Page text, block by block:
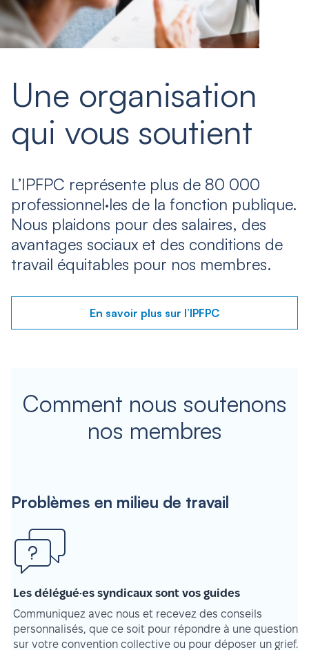
Une organisation
qui vous soutient
L’IPFPC représente plus de 80 000
professionnel·les de la fonction publique.
Nous plaidons pour des salaires, des
avantages sociaux et des conditions de
travail équitables pour nos membres.
En savoir plus sur l’IPFPC
Comment nous soutenons
nos membres
Problèmes en milieu de travail
Les délégué·es syndicaux sont vos guides
Communiquez avec nous et recevez des conseils
personnalisés, que ce soit pour répondre à une question
sur votre convention collective ou pour déposer un grief.